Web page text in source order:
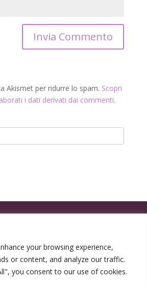
your browsing experience,
or content, and analyze our traffic.
you consent to our use of cookies.
Akismet per ridurre lo spam. Scopri
i dati derivati dai commenti.